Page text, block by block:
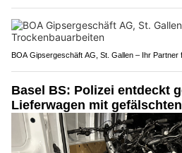
BOA Gipsergeschäft AG, St. Gallen – Ihr
Basel BS: Polizei entdeckt
Lieferwagen mit